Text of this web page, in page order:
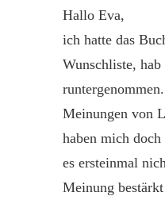
Hallo Eva,
ich hatte das
Wunschliste,
Meinungen von
haben mich
es ersteinmal
Meinung